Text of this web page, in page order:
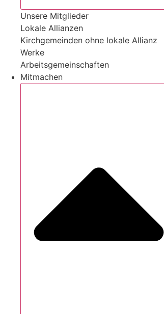
Unsere Mitglieder
Lokale Allianzen
Kirchgemeinden ohne lokale Allianz
Werke
Arbeitsgemeinschaften
Mitmachen